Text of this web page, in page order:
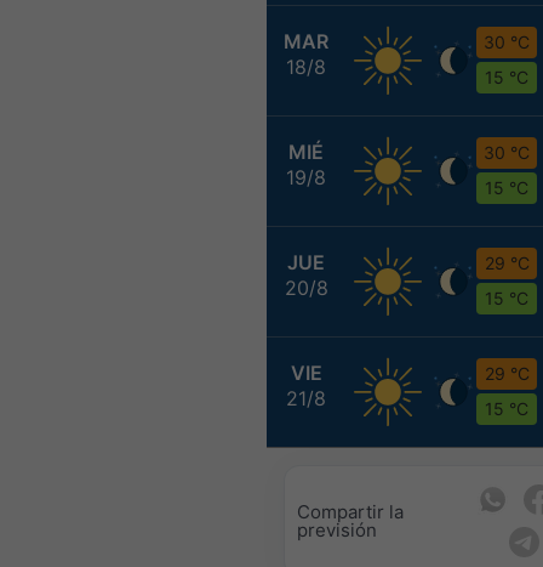
MAR
18/8
30 °C
15 °C
MIÉ
19/8
30 °C
15 °C
JUE
20/8
29 °C
15 °C
VIE
21/8
29 °C
15 °C
Compartir la
previsión